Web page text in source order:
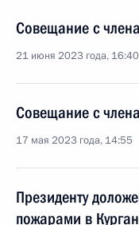
Совещание с
21 июня 2023 года, 16:40
Совещание с
17 мая 2023 года, 14:55
Президенту
пожарами в